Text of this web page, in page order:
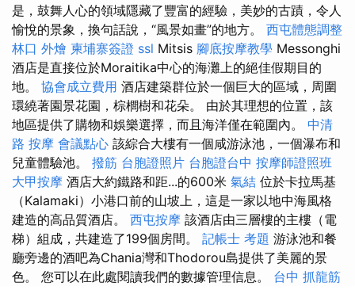
是，鼓舞人心的領域隱藏了豐富的經驗，美妙的古蹟，令人
愉悅的景象，換句話說，“風景如畫”的地方。 西屯體態調整
林口 外燴 柬埔寨簽證 ssl Mitsis 腳底按摩教學 Messonghi
酒店是直接位於Moraitika中心的海灘上的絕佳假期目的
地。 協會成立費用 酒店建築群位於一個巨大的區域，周圍
環繞著園景花園，棕櫚樹和花朵。 由於其理想的位置，該
地區提供了購物和娛樂選擇，而且海洋僅在範圍內。 中清
路 按摩 會議點心 該綜合大樓有一個咸游泳池，一個瀑布和
兒童體驗池。 撥筋 台胞證照片 台胞證台中 按摩師證照班
大甲按摩 酒店大約鐵路和距...的600米 氣結 位於卡拉馬基
（Kalamaki）小港口前的山坡上，這是一家以地中海風格
建造的高品質酒店。 西屯按摩 該酒店由三層樓的主樓（電
梯）組成，共建造了199個房間。 記帳士 考題 游泳池和餐
廳旁邊的酒吧為Chania灣和Thodorou島提供了美麗的景
色。 您可以在此處閱讀我們的數據管理信息。 台中 抓龍筋